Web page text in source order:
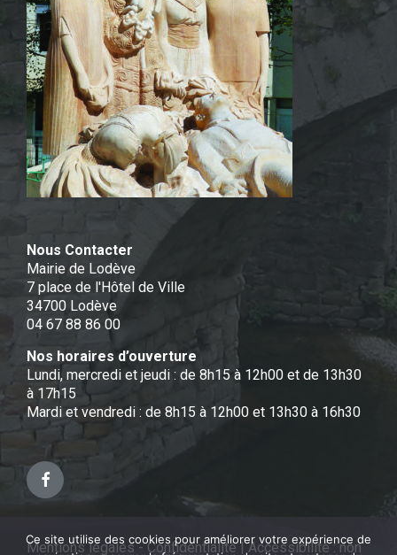
Nous Contacter
Mairie de Lodève
7 place de l'Hôtel de Ville
34700 Lodève
04 67 88 86 00
Nos horaires d’ouverture
Lundi, mercredi et jeudi : de 8h15 à 12h00 et de 13h30
à 17h15
Mardi et vendredi : de 8h15 à 12h00 et 13h30 à 16h30
Facebook
Mentions légales - Confidentialité|Accessibilité : non
Ce site utilise des cookies pour améliorer votre expérience de